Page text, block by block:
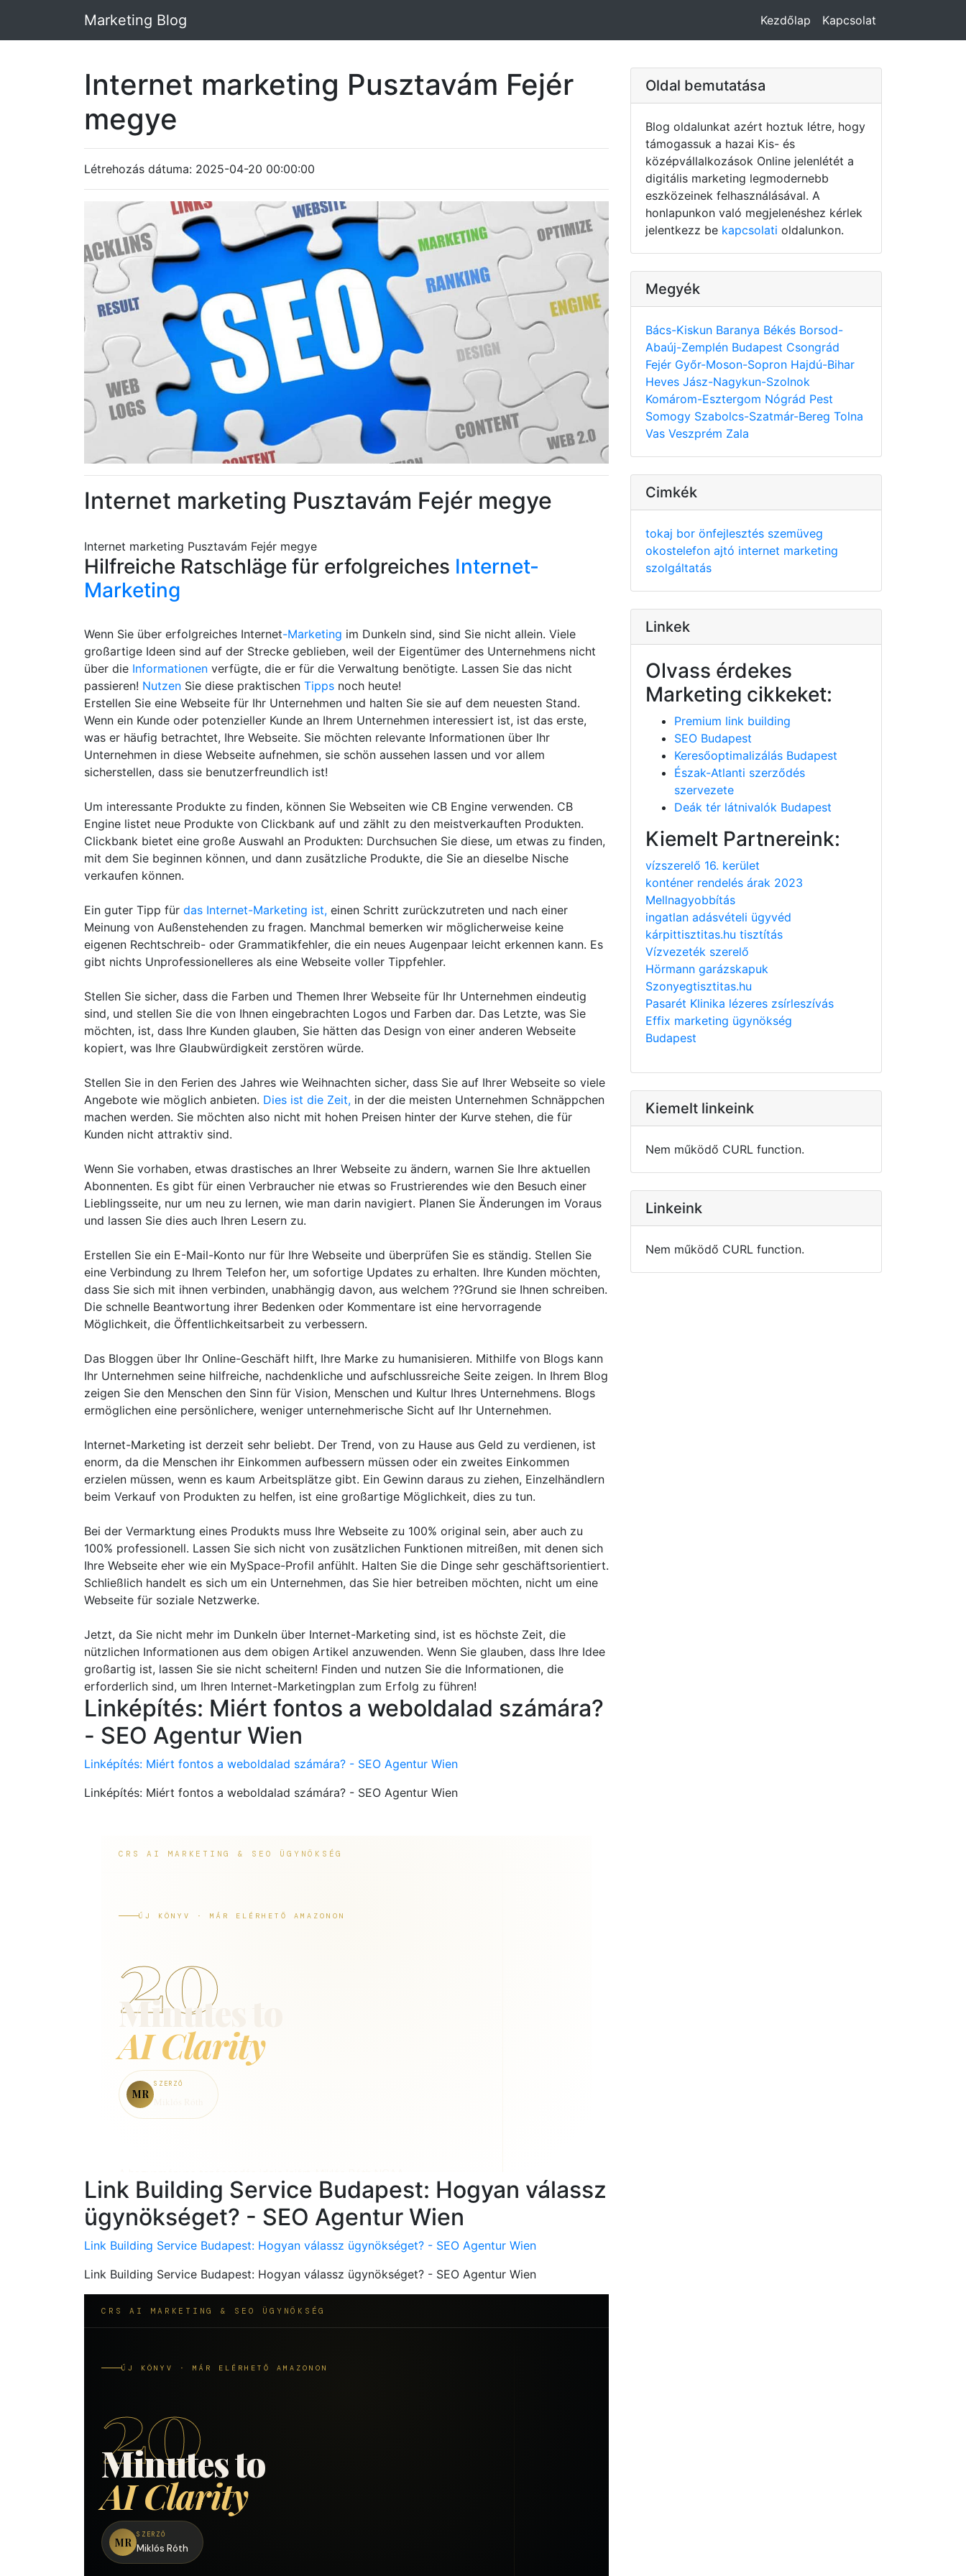
Marketing Blog Kezdőlap Kapcsolat
Internet marketing Pusztavám Fejér
megye
Létrehozás dátuma: 2025-04-20 00:00:00
Internet marketing Pusztavám Fejér megye
Internet marketing Pusztavám Fejér megye
Hilfreiche Ratschläge für erfolgreiches Internet-
Marketing
Wenn Sie über erfolgreiches Internet-Marketing im Dunkeln sind, sind Sie nicht allein. Viele
großartige Ideen sind auf der Strecke geblieben, weil der Eigentümer des Unternehmens nicht
über die Informationen verfügte, die er für die Verwaltung benötigte. Lassen Sie das nicht
passieren! Nutzen Sie diese praktischen Tipps noch heute!
Erstellen Sie eine Webseite für Ihr Unternehmen und halten Sie sie auf dem neuesten Stand.
Wenn ein Kunde oder potenzieller Kunde an Ihrem Unternehmen interessiert ist, ist das erste,
was er häufig betrachtet, Ihre Webseite. Sie möchten relevante Informationen über Ihr
Unternehmen in diese Webseite aufnehmen, sie schön aussehen lassen und vor allem
sicherstellen, dass sie benutzerfreundlich ist!
Um interessante Produkte zu finden, können Sie Webseiten wie CB Engine verwenden. CB
Engine listet neue Produkte von Clickbank auf und zählt zu den meistverkauften Produkten.
Clickbank bietet eine große Auswahl an Produkten: Durchsuchen Sie diese, um etwas zu finden,
mit dem Sie beginnen können, und dann zusätzliche Produkte, die Sie an dieselbe Nische
verkaufen können.
Ein guter Tipp für das Internet-Marketing ist, einen Schritt zurückzutreten und nach einer
Meinung von Außenstehenden zu fragen. Manchmal bemerken wir möglicherweise keine
eigenen Rechtschreib- oder Grammatikfehler, die ein neues Augenpaar leicht erkennen kann. Es
gibt nichts Unprofessionelleres als eine Webseite voller Tippfehler.
Stellen Sie sicher, dass die Farben und Themen Ihrer Webseite für Ihr Unternehmen eindeutig
sind, und stellen Sie die von Ihnen eingebrachten Logos und Farben dar. Das Letzte, was Sie
möchten, ist, dass Ihre Kunden glauben, Sie hätten das Design von einer anderen Webseite
kopiert, was Ihre Glaubwürdigkeit zerstören würde.
Stellen Sie in den Ferien des Jahres wie Weihnachten sicher, dass Sie auf Ihrer Webseite so viele
Angebote wie möglich anbieten. Dies ist die Zeit, in der die meisten Unternehmen Schnäppchen
machen werden. Sie möchten also nicht mit hohen Preisen hinter der Kurve stehen, die für
Kunden nicht attraktiv sind.
Wenn Sie vorhaben, etwas drastisches an Ihrer Webseite zu ändern, warnen Sie Ihre aktuellen
Abonnenten. Es gibt für einen Verbraucher nie etwas so Frustrierendes wie den Besuch einer
Lieblingsseite, nur um neu zu lernen, wie man darin navigiert. Planen Sie Änderungen im Voraus
und lassen Sie dies auch Ihren Lesern zu.
Erstellen Sie ein E-Mail-Konto nur für Ihre Webseite und überprüfen Sie es ständig. Stellen Sie
eine Verbindung zu Ihrem Telefon her, um sofortige Updates zu erhalten. Ihre Kunden möchten,
dass Sie sich mit ihnen verbinden, unabhängig davon, aus welchem ??Grund sie Ihnen schreiben.
Die schnelle Beantwortung ihrer Bedenken oder Kommentare ist eine hervorragende
Möglichkeit, die Öffentlichkeitsarbeit zu verbessern.
Das Bloggen über Ihr Online-Geschäft hilft, Ihre Marke zu humanisieren. Mithilfe von Blogs kann
Ihr Unternehmen seine hilfreiche, nachdenkliche und aufschlussreiche Seite zeigen. In Ihrem Blog
zeigen Sie den Menschen den Sinn für Vision, Menschen und Kultur Ihres Unternehmens. Blogs
ermöglichen eine persönlichere, weniger unternehmerische Sicht auf Ihr Unternehmen.
Internet-Marketing ist derzeit sehr beliebt. Der Trend, von zu Hause aus Geld zu verdienen, ist
enorm, da die Menschen ihr Einkommen aufbessern müssen oder ein zweites Einkommen
erzielen müssen, wenn es kaum Arbeitsplätze gibt. Ein Gewinn daraus zu ziehen, Einzelhändlern
beim Verkauf von Produkten zu helfen, ist eine großartige Möglichkeit, dies zu tun.
Bei der Vermarktung eines Produkts muss Ihre Webseite zu 100% original sein, aber auch zu
100% professionell. Lassen Sie sich nicht von zusätzlichen Funktionen mitreißen, mit denen sich
Ihre Webseite eher wie ein MySpace-Profil anfühlt. Halten Sie die Dinge sehr geschäftsorientiert.
Schließlich handelt es sich um ein Unternehmen, das Sie hier betreiben möchten, nicht um eine
Webseite für soziale Netzwerke.
Jetzt, da Sie nicht mehr im Dunkeln über Internet-Marketing sind, ist es höchste Zeit, die
nützlichen Informationen aus dem obigen Artikel anzuwenden. Wenn Sie glauben, dass Ihre Idee
großartig ist, lassen Sie sie nicht scheitern! Finden und nutzen Sie die Informationen, die
erforderlich sind, um Ihren Internet-Marketingplan zum Erfolg zu führen!
Linképítés: Miért fontos a weboldalad számára?
- SEO Agentur Wien
Linképítés: Miért fontos a weboldalad számára? - SEO Agentur Wien
Linképítés: Miért fontos a weboldalad számára? - SEO Agentur Wien
Link Building Service Budapest: Hogyan válassz
ügynökséget? - SEO Agentur Wien
Link Building Service Budapest: Hogyan válassz ügynökséget? - SEO Agentur Wien
Link Building Service Budapest: Hogyan válassz ügynökséget? - SEO Agentur Wien
Oldal bemutatása
Blog oldalunkat azért hoztuk létre, hogy
támogassuk a hazai Kis- és
középvállalkozások Online jelenlétét a
digitális marketing legmodernebb
eszközeinek felhasználásával. A
honlapunkon való megjelenéshez kérlek
jelentkezz be kapcsolati oldalunkon.
Megyék
Bács-Kiskun Baranya Békés Borsod-
Abaúj-Zemplén Budapest Csongrád
Fejér Győr-Moson-Sopron Hajdú-Bihar
Heves Jász-Nagykun-Szolnok
Komárom-Esztergom Nógrád Pest
Somogy Szabolcs-Szatmár-Bereg Tolna
Vas Veszprém Zala
Cimkék
tokaj bor önfejlesztés szemüveg
okostelefon ajtó internet marketing
szolgáltatás
Linkek
Olvass érdekes
Marketing cikkeket:
Premium link building
SEO Budapest
Keresőoptimalizálás Budapest
Észak-Atlanti szerződés
szervezete
Deák tér látnivalók Budapest
Kiemelt Partnereink:
vízszerelő 16. kerület
konténer rendelés árak 2023
Mellnagyobbítás
ingatlan adásvételi ügyvéd
kárpittisztitas.hu tisztítás
Vízvezeték szerelő
Hörmann garázskapuk
Szonyegtisztitas.hu
Pasarét Klinika lézeres zsírleszívás
Effix marketing ügynökség
Budapest
Kiemelt linkeink
Nem működő CURL function.
Linkeink
Nem működő CURL function.